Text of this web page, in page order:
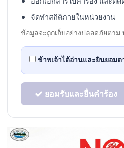
จัดทำสถิติภายในหน่วยงาน
ข้อมูลจะถูกเก็บอย่างปลอดภัยตาม
ข้าพเจ้าได้อ่านและยินยอมต
ยอมรับและยื่นคำร้อง